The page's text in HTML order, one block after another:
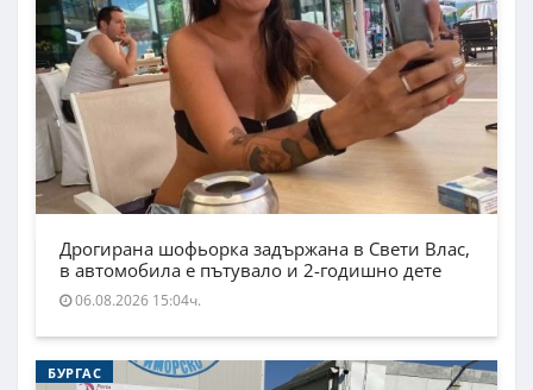
Дрогирана шофьорка задържана в Свети Влас,
в автомобила е пътувало и 2-годишно дете
06.08.2026 15:04ч.
БУРГАС